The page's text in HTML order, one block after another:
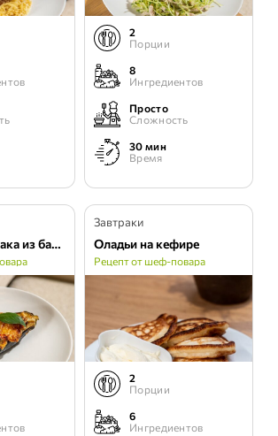
2
Порции
8
Ингредиентов
Просто
Сложность
30 мин
Время
Греческая мусака из баклажана и бараньего фарша
Завтраки
Оладьи на кефире
Рецепт от шеф-повара
2
Порции
6
Ингредиентов